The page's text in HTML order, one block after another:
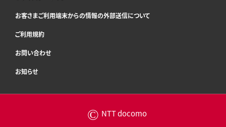
お客さまご利用端末からの情報の外部送信について
ご利用規約
お問い合わせ
お知らせ
© NTT docomo